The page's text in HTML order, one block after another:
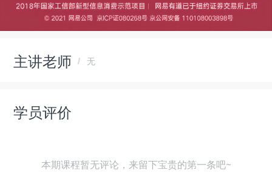
主讲老师 无
学员评价
本期课程暂无评论，来留下宝贵的第一条吧~